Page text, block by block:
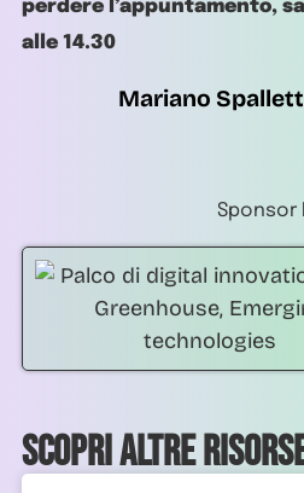
perdere l’appuntamento,
alle 14.30
Mariano
Sponsor
Scopri altre